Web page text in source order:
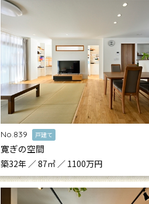
No.839 戸建て
寛ぎの空間
築32年 ／ 87㎡ ／ 1100万円